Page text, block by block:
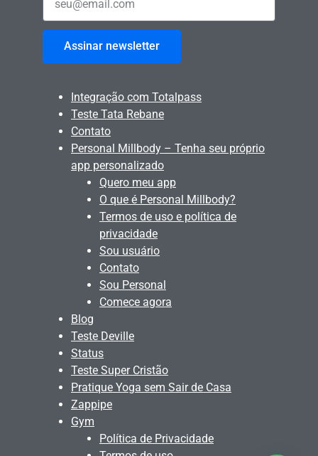
Assinar newsletter
Integração com Totalpass
Teste Tata Rebane
Contato
Personal Millbody – Tenha seu próprio
app personalizado
Quero meu app
O que é Personal Millbody?
Termos de uso e política de
privacidade
Sou usuário
Contato
Sou Personal
Comece agora
Blog
Teste Deville
Status
Teste Super Cristão
Pratique Yoga sem Sair de Casa
Zappipe
Gym
Política de Privacidade